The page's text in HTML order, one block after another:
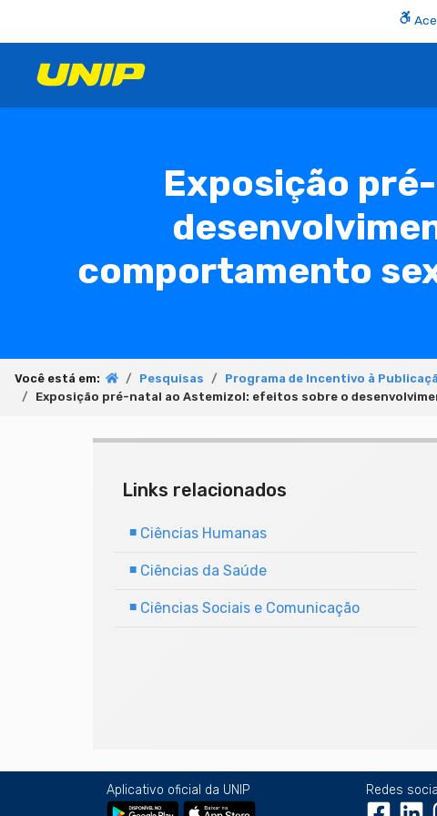
Exposição
comportamento
Você está em: Pesquisas
Programa de Incentivo à
Exposição pré-natal ao Astemizol: efeitos sobre o
Links relacionados
■ Ciências Humanas
■ Ciências da Saúde
■ Ciências Sociais e Comunicação
Aplicativo oficial da UNIP Redes